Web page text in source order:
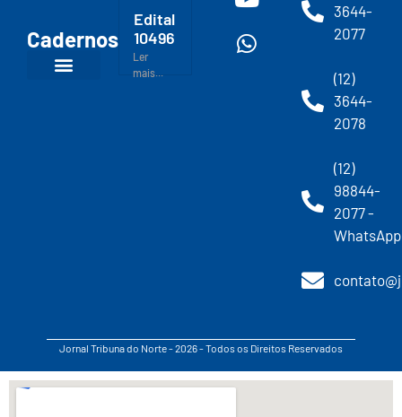
Cadernos
Edital
10496
Ler
mais...
3644-
2077
(12)
3644-
2078
(12)
98844-
2077 -
WhatsApp
Jornal Tribuna do Norte - 2026 - Todos os Direitos Reservados